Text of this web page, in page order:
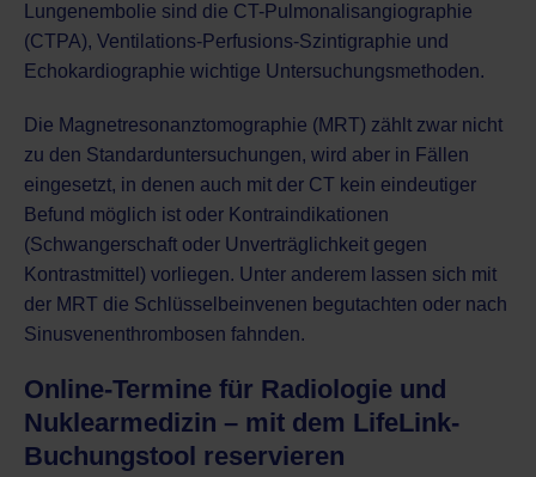
Lungenembolie sind die CT-Pulmonalisangiographie
(CTPA), Ventilations-Perfusions-Szintigraphie und
Echokardiographie wichtige Untersuchungsmethoden.
Die Magnetresonanztomographie (MRT) zählt zwar nicht
zu den Standarduntersuchungen, wird aber in Fällen
eingesetzt, in denen auch mit der CT kein eindeutiger
Befund möglich ist oder Kontraindikationen
(Schwangerschaft oder Unverträglichkeit gegen
Kontrastmittel) vorliegen. Unter anderem lassen sich mit
der MRT die Schlüsselbeinvenen begutachten oder nach
Sinusvenenthrombosen fahnden.
Online-Termine für Radiologie und
Nuklearmedizin – mit dem LifeLink-
Buchungstool reservieren